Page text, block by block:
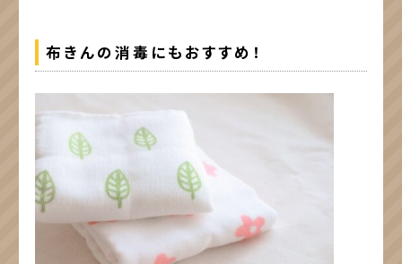
布きんの消毒にもおすすめ！